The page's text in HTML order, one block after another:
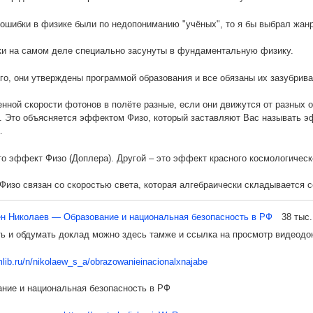
ложи решило, что дальше в таком положении науке физики
на их родных языках. Мол, так им легче. Это не входило в
то руководство ложи решило упредить всех.
в физике были по недопониманию "учёных", то я бы выбрал жанр
на самом деле специально засунуты в фундаментальную физику.
они утверждены программой образования и все обязаны их
скорости фотонов в полёте разные, если они движутся от
Это объясняется эффектом Физо, который заставляют Вас называть
эффект Физо (Доплера). Другой – это эффект красного
связан со скоростью света, которая алгебраически складывается
скорость фотонов постоянная.
обнаруживается по смещению частотных линий спектров . Одна
имеет лучевой скорости относительно наблюдателя.
информация о величине скорости объекта переносится самой
Николаев — Образование и национальная безопасность в РФ 38 тыс.
и обдумать доклад можно здесь тамже и ссылка на просмотр
n/nikolaew_s_a/obrazowanieinacionalxnajabe
и национальная безопасность в РФ